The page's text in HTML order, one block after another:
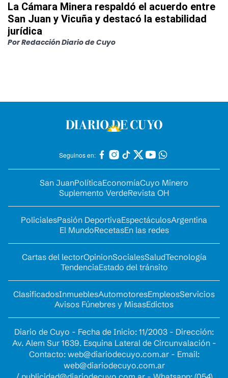
La Cámara Minera respaldó el acuerdo entre
San Juan y Vicuña y destacó la estabilidad
jurídica
PorRedacción Diario de Cuyo
Seguinos en:
San JuanPolíticaEconomíaCuyo Minero
Suplemento VerdeRevista OH
PolicialesPasión DeportivaEspectáculosArgentina
El MundoRecetasEn las redes
Cartas del lectorOpinionSocialesSaludTecnología
TendenciaEstado del tránsito
ClasificadosInmueblesAutomotoresEmpleosServicios
Avisos Fúnebres y MisasEdictos
Diario de Cuyo - Fecha de Inicio: 11/2003 - Dirección:
Av. Alem Sur 1639. Esquina Lateral de Circunvalación -
Contacto: web@diariodecuyo.com.ar- Email:
web@diariodecuyo.com.ar